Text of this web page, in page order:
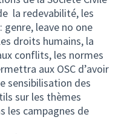
la redevabilité, les
leave no one
droits humains, la
conflits, les normes
aux OSC d’avoir
sensibilisation des
sur les thèmes
les campagnes de